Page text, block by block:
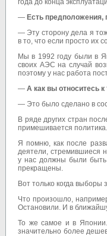
года до конца
— Есть предположения,
— Эту сторону дела я
в то, что если просто их
Мы в 1992 году были в
своих АЭС на случай
поэтому у нас работа
— А как вы относитесь
— Это было сделано в
В ряде других стран
примешивается политика.
Я помню, как после
деятели, стремившиеся
у нас должны были быть
прекращены.
Вот только когда
Что произошло,
Остановили. И в
То же самое и в
значительно более